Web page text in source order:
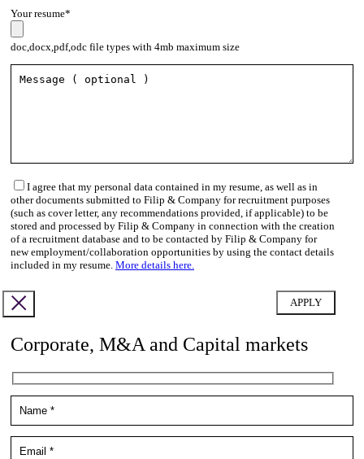
Your resume*
doc,docx,pdf,odc file types with 4mb maximum size
I agree that my personal data contained in my resume, as well as in
other documents submitted to Filip & Company for recruitment purposes
(such as cover letter, any recommendations provided, if applicable) to be
stored and processed by Filip & Company in connection with the creation
of a recruitment database and to be contacted by Filip & Company for
new employment/collaboration opportunities by using the contact details
included in my resume. More details here.
Corporate, M&A and Capital markets